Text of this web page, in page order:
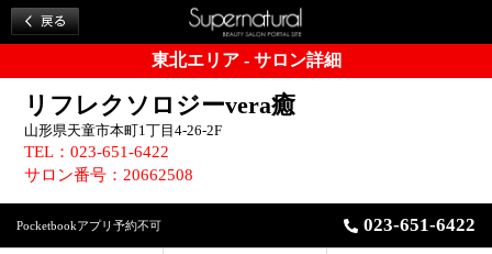
東北エリア - サロン詳細
リフレクソロジーvera癒
山形県天童市本町1丁目4-26-2F
TEL：023-651-6422
サロン番号：20662508
Pocketbookアプリ予約不可 023-651-6422